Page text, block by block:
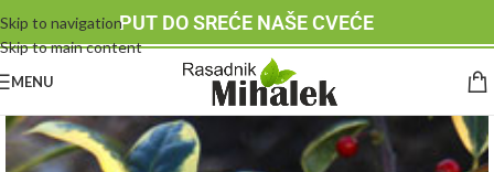
Skip to navigation
Skip to main content
PUT DO SREĆE NAŠE CVEĆE
MENU